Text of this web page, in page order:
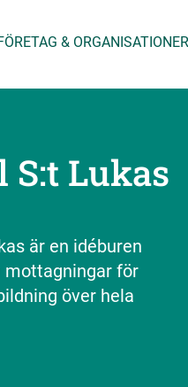
& ORGANISATIONER
Lukas
är en idéburen
mottagningar för
över hela